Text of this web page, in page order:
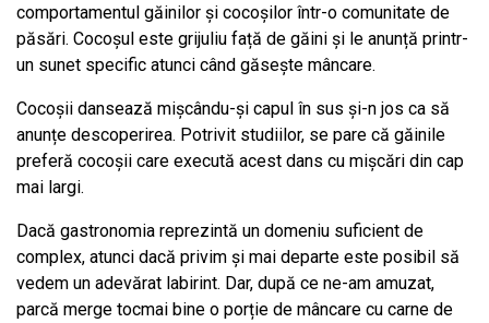
comportamentul găinilor și cocoșilor într-o comunitate de
păsări. Cocoșul este grijuliu față de găini și le anunță printr-
un sunet specific atunci când găsește mâncare.
Cocoșii dansează mișcându-și capul în sus și-n jos ca să
anunțe descoperirea. Potrivit studiilor, se pare că găinile
preferă cocoșii care execută acest dans cu mișcări din cap
mai largi.
Dacă gastronomia reprezintă un domeniu suficient de
complex, atunci dacă privim și mai departe este posibil să
vedem un adevărat labirint. Dar, după ce ne-am amuzat,
parcă merge tocmai bine o porție de mâncare cu carne de